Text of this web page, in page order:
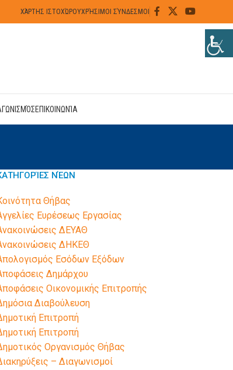
ΧΆΡΤΗΣ ΙΣΤΟΧΏΡΟΥΧΡΉΣΙΜΟΙ ΣΎΝΔΕΣΜΟΙ
ΕΠΙΚΟΙΝΩΝΊΑ
ΝΈΩΝ
Θήβας
Ευρέσεως Εργασίας
ΔΕΥΑΘ
ΔΗΚΕΘ
Εσόδων Εξόδων
Δημάρχου
Οικονομικής Επιτροπής
Διαβούλευση
Επιτροπή
Επιτροπή
Οργανισμός Θήβας
– Διαγωνισμοί